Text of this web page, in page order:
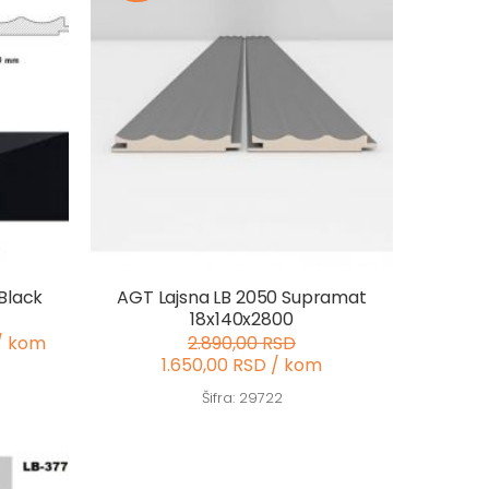
kom
AGT Lajsna LB 2050 Supramat
18x140x2800
2.890,00 RSD
1.650,00 RSD / kom
Šifra: 29722